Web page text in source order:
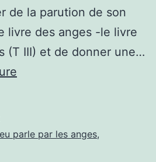
de la parution de son
livre des anges -le livre
(T III) et de donner une…
Tinfena
parle par les anges,